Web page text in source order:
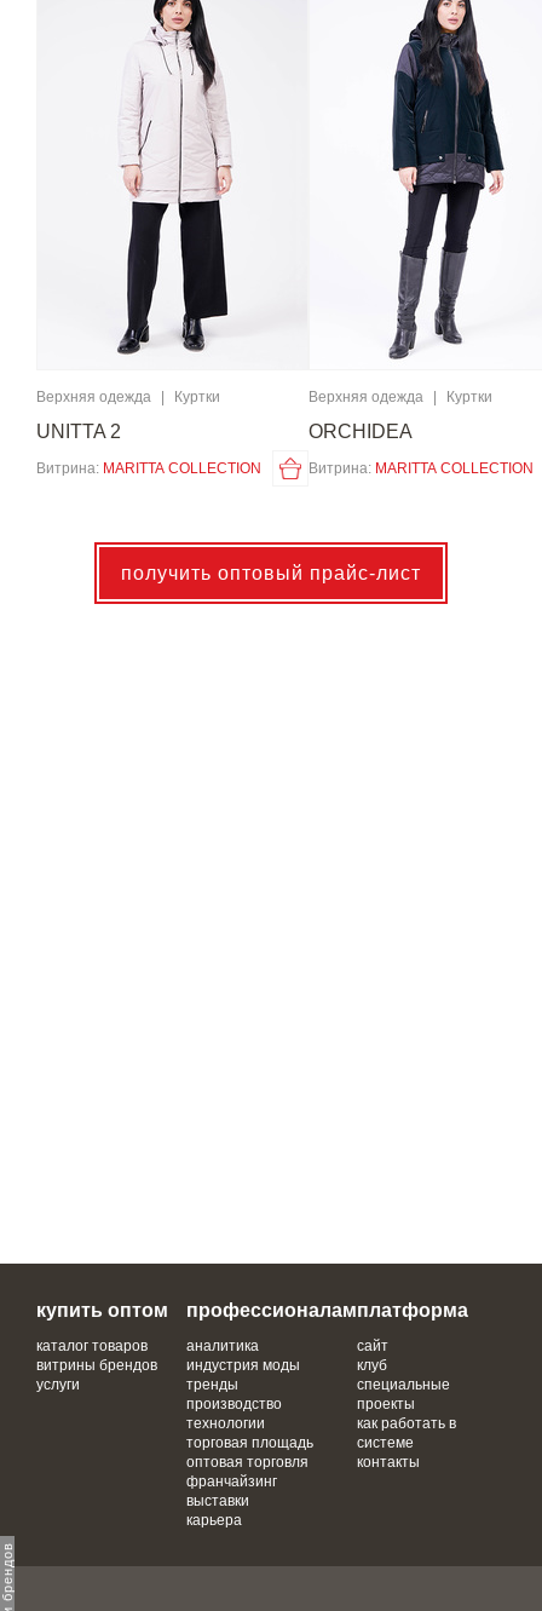
Верхняя одежда Куртки
UNITTA 2
Витрина: MARITTA COLLECTION
Верхняя одежда Куртки
ORCHIDEA
Витрина: MARITTA COLLECTION
получить оптовый прайс-лист
купить оптом
каталог товаров
витрины брендов
услуги
профессионалам
аналитика
индустрия моды
тренды
производство
технологии
торговая площадь
оптовая торговля
франчайзинг
выставки
карьера
платформа
сайт
клуб
специальные
проекты
как работать в
системе
контакты